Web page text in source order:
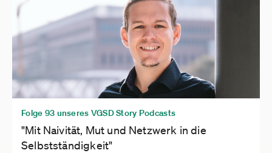
Folge 93 unseres VGSD Story Podcasts
"Mit Naivität, Mut und Netzwerk in die
Selbstständigkeit"